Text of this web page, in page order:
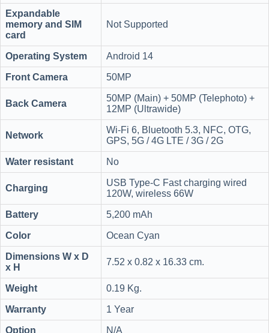
Expandable
memory and SIM
card
Not Supported
Operating System Android 14
Front Camera 50MP
Back Camera
50MP (Main) + 50MP (Telephoto) +
12MP (Ultrawide)
Network
Wi-Fi 6, Bluetooth 5.3, NFC, OTG,
GPS, 5G / 4G LTE / 3G / 2G
Water resistant No
Charging
USB Type-C Fast charging wired
120W, wireless 66W
Battery 5,200 mAh
Color Ocean Cyan
Dimensions W x D
x H
7.52 x 0.82 x 16.33 cm.
Weight 0.19 Kg.
Warranty 1 Year
Option N/A